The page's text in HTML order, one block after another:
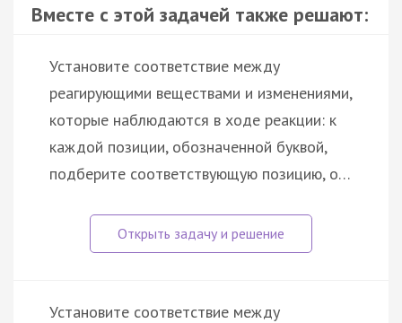
Вместе с этой задачей также решают:
Установите соответствие между
реагирующими веществами и изменениями,
которые наблюдаются в ходе реакции: к
каждой позиции, обозначенной буквой,
подберите соответствующую позицию, о…
Установите соответствие между